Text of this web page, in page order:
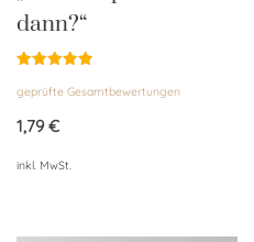
dann?“
mit
von 5
geprüfte Gesamtbewertungen
1,79€
inkl. MwSt.